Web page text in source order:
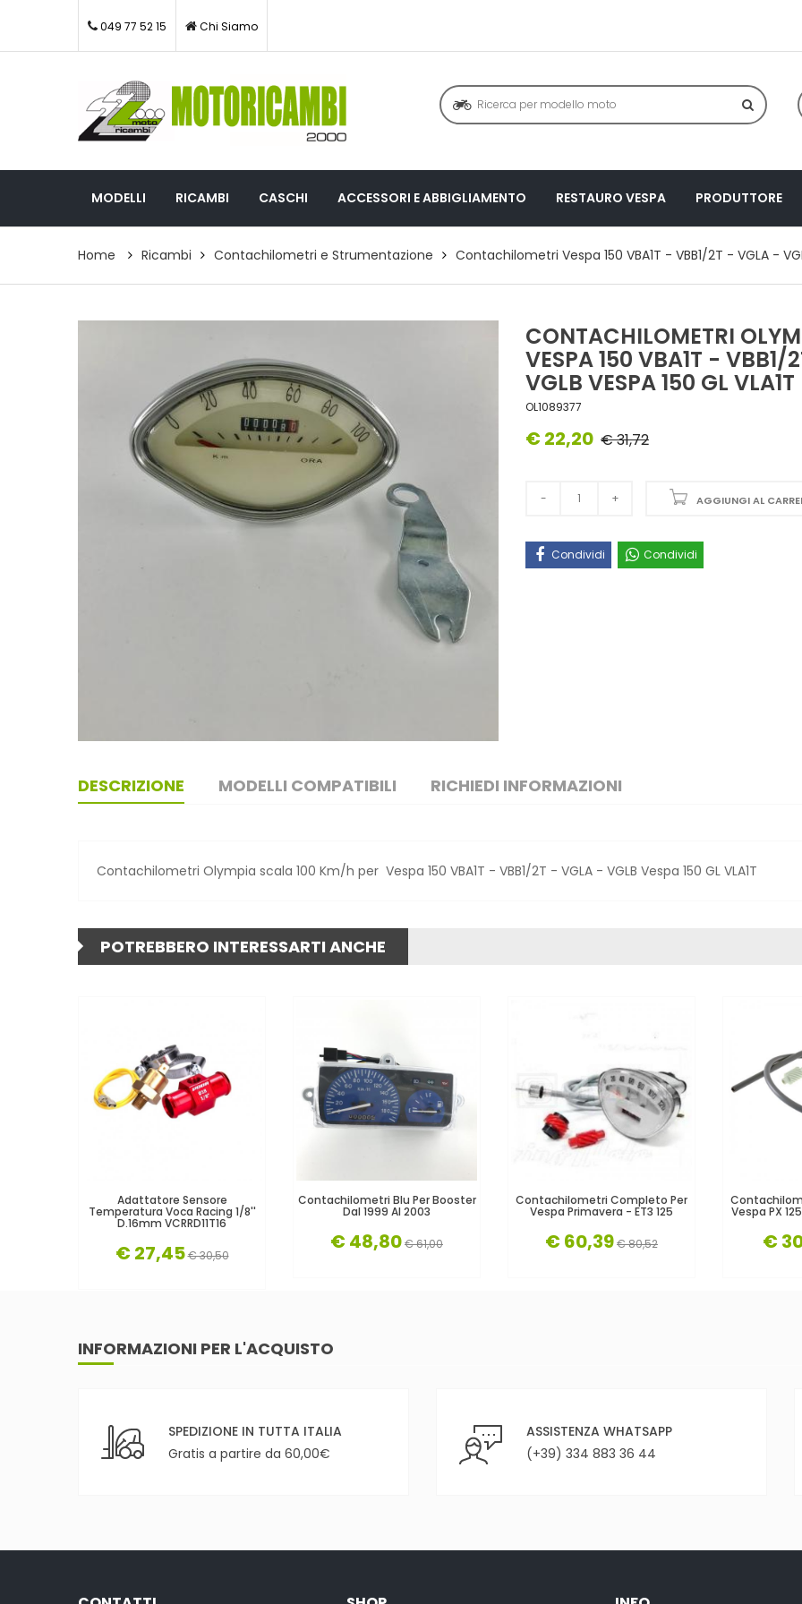
049 77 52 15 Chi Siamo
MODELLI RICAMBI CASCHI ACCESSORI E ABBIGLIAMENTO RESTAURO VESPA PRODUTTORE
Home Ricambi Contachilometri e Strumentazione Contachilometri Vespa 150 VBA1T - VBB1/2T - VGLA -
CONTACHILOMETRI
VESPA 150 VBA1T -
VGLB VESPA 150 GL VLA1T
OL1089377
€ 22,20 € 31,72
AGGIUNGI AL
Condividi Condividi
DESCRIZIONE MODELLI COMPATIBILI RICHIEDI INFORMAZIONI
Contachilometri Olympia scala 100 Km/h per Vespa 150 VBA1T - VBB1/2T - VGLA - VGLB Vespa 150 GL VLA1T
POTREBBERO INTERESSARTI ANCHE
Adattatore Sensore
Temperatura Voca Racing 1/8''
D.16mm VCRRD11T16
€ 27,45€ 30,50
Contachilometri Blu Per Booster
Dal 1999 Al 2003
€ 48,80€ 61,00
Contachilometri Completo Per
Vespa Primavera - ET3 125
€ 60,39€ 80,52
Vespa PX
€
INFORMAZIONI PER L'ACQUISTO
SPEDIZIONE IN TUTTA ITALIA
Gratis a partire da 60,00€
ASSISTENZA WHATSAPP
(+39) 334 883 36 44